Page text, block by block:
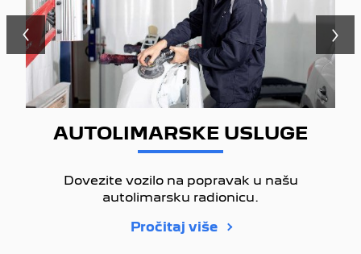
AUTOLIMARSKE USLUGE
Dovezite vozilo na popravak u našu
autolimarsku radionicu.
Pročitaj više